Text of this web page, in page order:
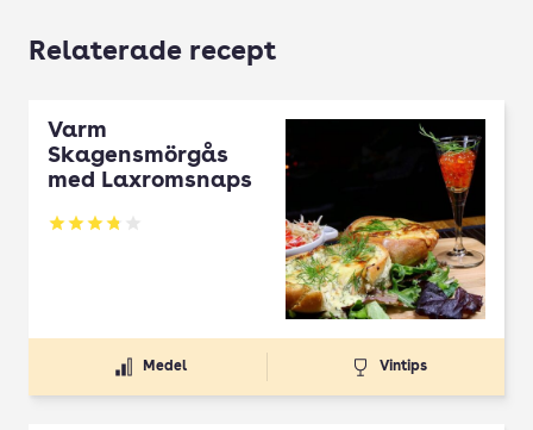
Relaterade recept
Varm
Skagensmörgås
med Laxromsnaps
Betyg: 3.79 av 5
Medel Vintips